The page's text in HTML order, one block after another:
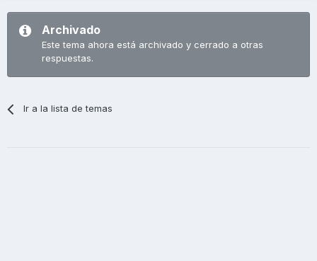
Archivado
Este tema ahora está archivado y cerrado a otras
respuestas.
Ir a la lista de temas